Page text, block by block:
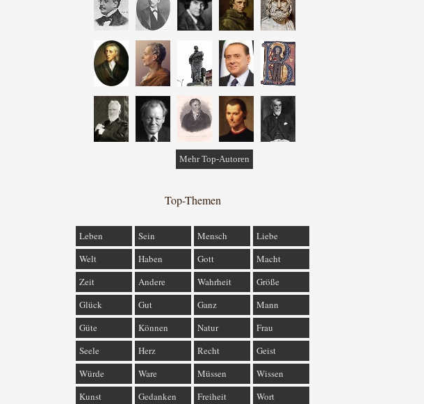
Mehr Top-Autoren
Top-Themen
Leben Sein Mensch
Liebe
Welt
Haben Gott
Macht
Zeit
Andere Wahrheit
Größe
Glück
Gut Ganz
Mann
Güte
Können Natur
Frau
Seele
Herz Recht
Geist
Würde
Ware Müssen
Wissen
Kunst
Gedanken Freiheit Wort